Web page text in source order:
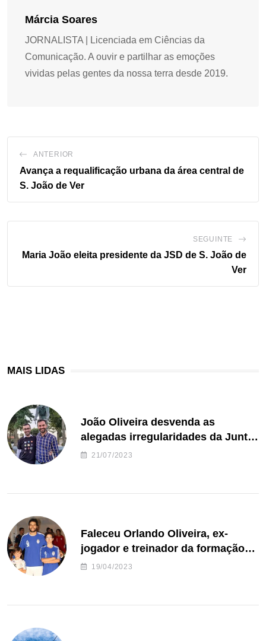
Márcia Soares
JORNALISTA | Licenciada em Ciências da
Comunicação. A ouvir e partilhar as emoções
vividas pelas gentes da nossa terra desde 2019.
ANTERIOR
Avança a requalificação urbana da área central de
S. João de Ver
SEGUINTE
Maria João eleita presidente da JSD de S. João de
Ver
MAIS LIDAS
João Oliveira desvenda as
alegadas irregularidades da Junta
de Freguesia S. João de Ver
21/07/2023
Faleceu Orlando Oliveira, ex-
jogador e treinador da formação
de andebol do Feirense
19/04/2023